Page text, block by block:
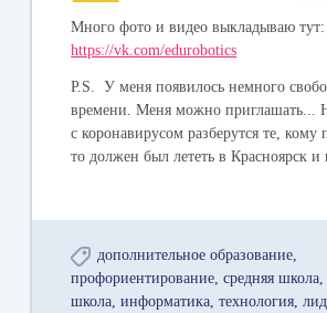
Много фото и видео выкладываю тут:
https://vk.com/edurobotics
P.S. У меня появилось немного
времени. Меня можно приглашать...
с коронавирусом разберутся те,
то должен был лететь в Красноярск и
дополнительное образование
профориентирование средняя школа
школа информатика технология